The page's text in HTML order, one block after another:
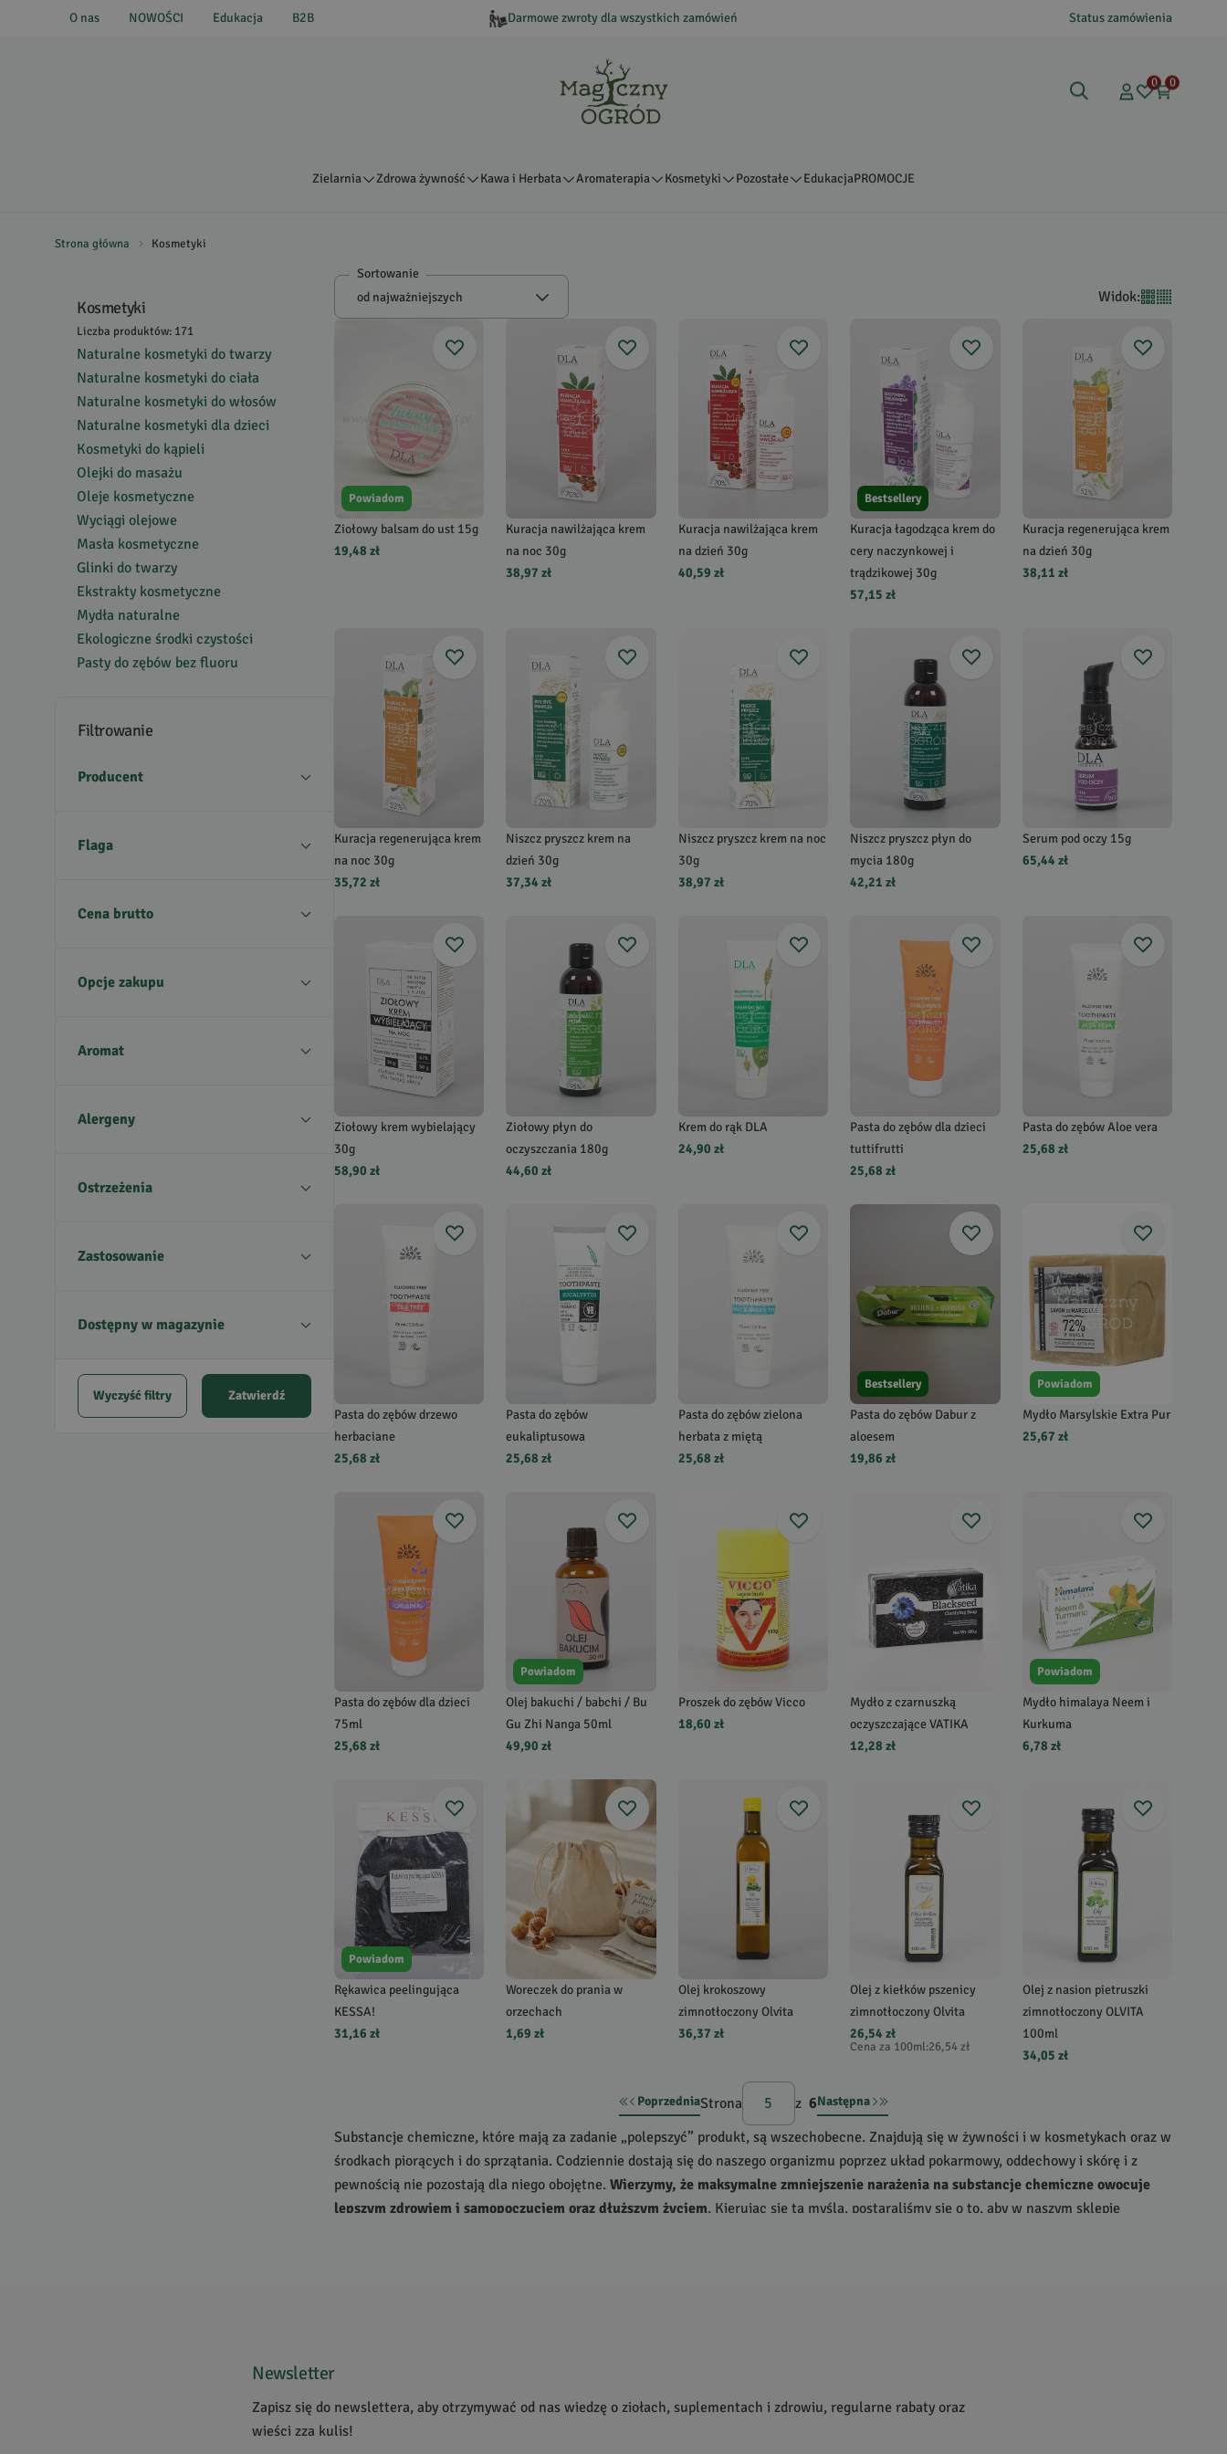
O nas NOWOŚCI Edukacja B2B Darmowe zwroty dla wszystkich zamówień Status zamówienia
0 0
Zielarnia Zdrowa żywność Kawa i Herbata Aromaterapia Kosmetyki Pozostałe EdukacjaPROMOCJE
Strona główna Kosmetyki
Kosmetyki
Liczba produktów: 171
Naturalne kosmetyki do twarzy
Naturalne kosmetyki do ciała
Naturalne kosmetyki do włosów
Naturalne kosmetyki dla dzieci
Kosmetyki do kąpieli
Olejki do masażu
Oleje kosmetyczne
Wyciągi olejowe
Masła kosmetyczne
Glinki do twarzy
Ekstrakty kosmetyczne
Mydła naturalne
Ekologiczne środki czystości
Pasty do zębów bez fluoru
Filtrowanie
Producent
Flaga
Cena brutto
Opcje zakupu
Aromat
Alergeny
Ostrzeżenia
Zastosowanie
Dostępny w magazynie
Wyczyść filtry Zatwierdź
Sortowanie
Widok:
Powiadom
Ziołowy balsam do ust 15g
19,48 zł
Kuracja nawilżająca krem
na noc 30g
38,97 zł
Kuracja nawilżająca krem
na dzień 30g
40,59 zł
Bestsellery
Kuracja łagodząca krem do
cery naczynkowej i
trądzikowej 30g
57,15 zł
Kuracja regenerująca krem
na dzień 30g
38,11 zł
Kuracja regenerująca krem
na noc 30g
35,72 zł
Niszcz pryszcz krem na
dzień 30g
37,34 zł
Niszcz pryszcz krem na noc
30g
38,97 zł
Niszcz pryszcz płyn do
mycia 180g
42,21 zł
Serum pod oczy 15g
65,44 zł
Ziołowy krem wybielający
30g
58,90 zł
Ziołowy płyn do
oczyszczania 180g
44,60 zł
Krem do rąk DLA
24,90 zł
Pasta do zębów dla dzieci
tuttifrutti
25,68 zł
Pasta do zębów Aloe vera
25,68 zł
Pasta do zębów drzewo
herbaciane
25,68 zł
Pasta do zębów
eukaliptusowa
25,68 zł
Pasta do zębów zielona
herbata z miętą
25,68 zł
Bestsellery
Pasta do zębów Dabur z
aloesem
19,86 zł
Powiadom
Mydło Marsylskie Extra Pur
25,67 zł
Pasta do zębów dla dzieci
75ml
25,68 zł
Powiadom
Olej bakuchi / babchi / Bu
Gu Zhi Nanga 50ml
49,90 zł
Proszek do zębów Vicco
18,60 zł
Mydło z czarnuszką
oczyszczające VATIKA
12,28 zł
Powiadom
Mydło himalaya Neem i
Kurkuma
6,78 zł
Powiadom
Rękawica peelingująca
KESSA!
31,16 zł
Woreczek do prania w
orzechach
1,69 zł
Olej krokoszowy
zimnotłoczony Olvita
36,37 zł
Olej z kiełków pszenicy
zimnotłoczony Olvita
26,54 zł
Cena za 100ml:26,54 zł
Olej z nasion pietruszki
zimnotłoczony OLVITA
100ml
34,05 zł
PoprzedniaStrona z 6Następna
Substancje chemiczne, które mają za zadanie „polepszyć” produkt, są wszechobecne. Znajdują się w żywności i w kosmetykach oraz w
środkach piorących i do sprzątania. Codziennie dostają się do naszego organizmu poprzez układ pokarmowy, oddechowy i skórę i z
pewnością nie pozostają dla niego obojętne. Wierzymy, że maksymalne zmniejszenie narażenia na substancje chemiczne owocuje
lepszym zdrowiem i samopoczuciem oraz dłuższym życiem. Kierując się tą myślą, postaraliśmy się o to, aby w naszym sklepie
Gorąco polecamy kosmetyki na bazie ziół
, projektowane z myślą o skórze, która wymaga specjalnej troski
fantastyczne kosmetyki organiczne, które powstają z naparów ziół i składników naturalnych, takich jak np. mleczko pszczele, olej z
Newsletter
Zapisz się do newslettera, aby otrzymywać od nas wiedzę o ziołach, suplementach i zdrowiu, regularne rabaty oraz
wieści zza kulis!